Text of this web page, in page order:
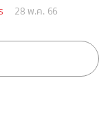
28 พ.ค. 66